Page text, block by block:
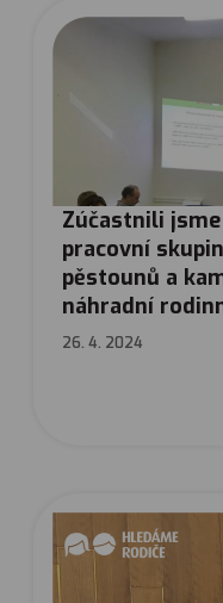
Zúčastnili
pracovní
pěstounů a
náhradní
26. 4. 2024